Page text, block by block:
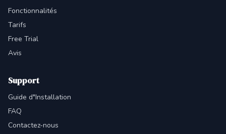
Fonctionnalités
Tarifs
Free Trial
Avis
Support
Guide d"Installation
FAQ
Contactez-nous